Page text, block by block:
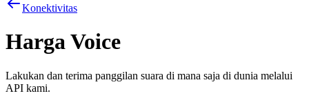
Konektivitas
Harga Voice
Lakukan dan terima panggilan suara di mana saja di dunia melalui
API kami.